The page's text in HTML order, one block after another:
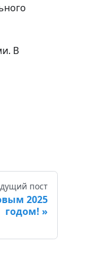
В
пост
2025
годом!